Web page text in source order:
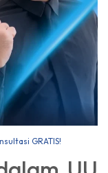
GRATIS!